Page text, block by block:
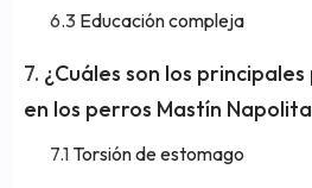
Educación compleja
¿Cuáles son los
en los perros Mastín
Torsión de estomago